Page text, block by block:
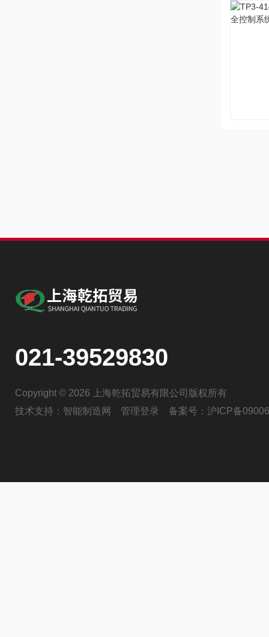
021-39529830
Copyright © 2026 上海乾拓贸易有限公司版权所有
技术支持： 智能制造网 管理登录 备案号： 沪ICP备